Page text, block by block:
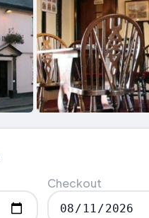
Checkout